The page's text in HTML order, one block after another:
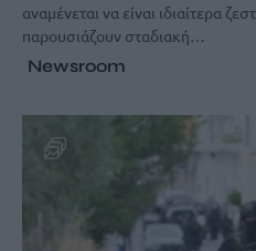
αναμένεται να είναι ιδιαίτερα
παρουσιάζουν σταδιακή…
Newsroom